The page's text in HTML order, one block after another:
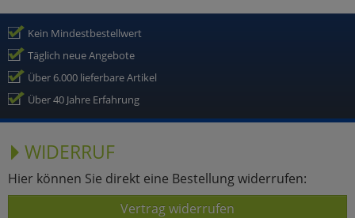
Kein Mindestbestellwert
Täglich neue Angebote
Über 6.000 lieferbare Artikel
Über 40 Jahre Erfahrung
WIDERRUF
Hier können Sie direkt eine Bestellung widerrufen:
Vertrag widerrufen